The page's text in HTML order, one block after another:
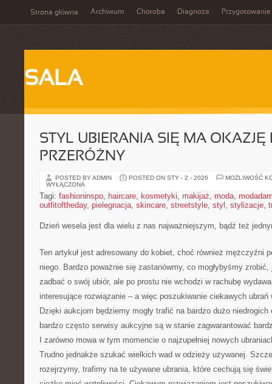
Strona główna Archiwum Choroba Diagnoza Przygotowanie
SALA
STYL UBIERANIA SIĘ MA OKAZJĘ
PRZERÓŻNY
POSTED BY ADMIN POSTED ON STY - 2 - 2026
MOŻLIWOŚĆ
WYŁĄCZONA
Tagi: fashioninspo, haircare, kosmetyki, makijaż, moda,
outfitoftheday, pielegnacja, skincare, streetstyle, styl , stylizacje,
Dzień wesela jest dla wielu z nas najważniejszym, bądź też
Ten artykuł jest adresowany do kobiet, choć również mężczyźni
niego. Bardzo poważnie się zastanówmy, co mogłybyśmy
zadbać o swój ubiór, ale po prostu nie wchodzi w rachubę
interesujące rozwiązanie – a więc poszukiwanie ciekawych
Dzięki aukcjom będziemy mogły trafić na bardzo dużo
bardzo często serwisy aukcyjne są w stanie zagwarantować
I zarówno mowa w tym momencie o najzupełniej nowych
Trudno jednakże szukać wielkich wad w odzieży używanej.
rozejrzymy, trafimy na te używane ubrania, które cechują się